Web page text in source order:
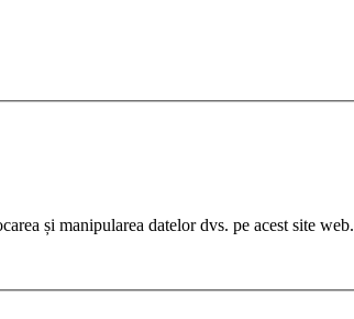
și manipularea datelor dvs. pe acest site web.